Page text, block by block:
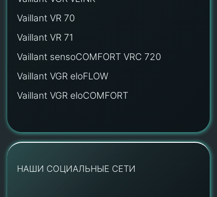
Vaillant VR 70
Vaillant VR 71
Vaillant sensoCOMFORT VRC 720
Vaillant VGR eloFLOW
Vaillant VGR eloCOMFORT
НАШИ СОЦИАЛЬНЫЕ СЕТИ